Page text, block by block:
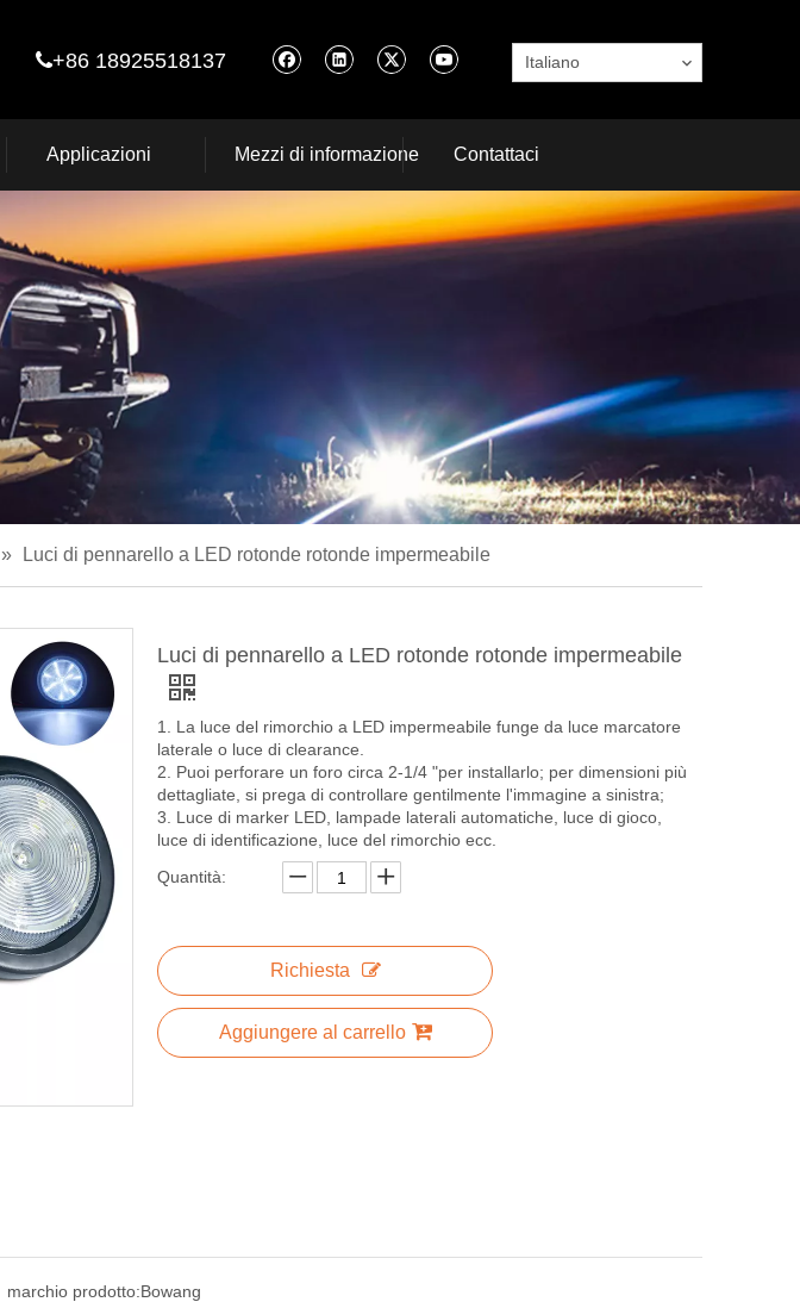
+86 18925518137 Italiano
Applicazioni Mezzi di informazione Contattaci
» Luci di pennarello a LED rotonde rotonde impermeabile
Luci di pennarello a LED rotonde rotonde impermeabile
1. La luce del rimorchio a LED impermeabile funge da luce marcatore
laterale o luce di clearance.
2. Puoi perforare un foro circa 2-1/4 "per installarlo; per dimensioni più
dettagliate, si prega di controllare gentilmente l'immagine a sinistra;
3. Luce di marker LED, lampade laterali automatiche, luce di gioco,
luce di identificazione, luce del rimorchio ecc.
Quantità:
Richiesta
Aggiungere al carrello
marchio prodotto:Bowang